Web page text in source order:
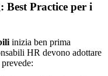
Best Practice per i
inizia ben prima
HR devono adottare